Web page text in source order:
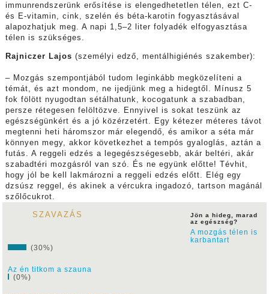
immunrendszerünk erősítése is elengedhetetlen télen, ezt C-
és E-vitamin, cink, szelén és béta-karotin fogyasztásával
alapozhatjuk meg. A napi 1,5–2 liter folyadék elfogyasztása
télen is szükséges.
Rajniczer Lajos (személyi edző, mentálhigiénés szakember):
– Mozgás szempontjából tudom leginkább megközelíteni a
témát, és azt mondom, ne ijedjünk meg a hidegtől. Mínusz 5
fok fölött nyugodtan sétálhatunk, kocogatunk a szabadban,
persze rétegesen felöltözve. Ennyivel is sokat teszünk az
egészségünkért és a jó közérzetért. Egy kétezer méteres távot
megtenni heti háromszor már elegendő, és amikor a séta már
könnyen megy, akkor következhet a tempós gyaloglás, aztán a
futás. A reggeli edzés a legegészségesebb, akár beltéri, akár
szabadtéri mozgásról van szó. És ne együnk előtte! Tévhit,
hogy jól be kell lakmározni a reggeli edzés előtt. Elég egy
dzsúsz reggel, és akinek a vércukra ingadozó, tartson magánál
szőlőcukrot.
SZAVAZÁS
Jön a hideg, marad
az egészség?
A mozgás télen is
karbantart
(30%)
Az én titkom a szauna
(0%)